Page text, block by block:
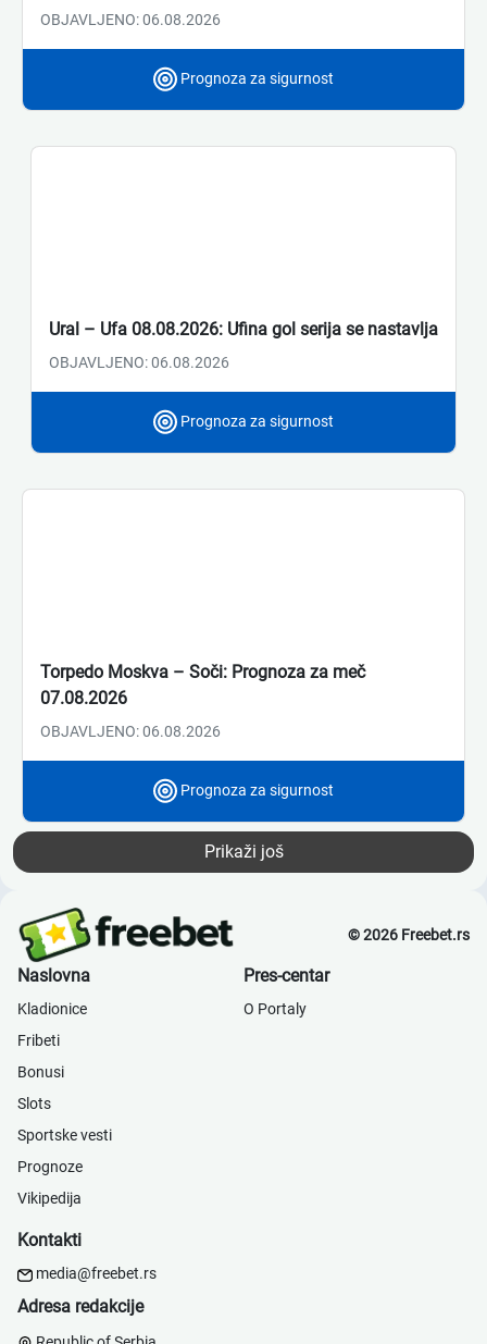
OBJAVLJENO: 06.08.2026
Prognoza za sigurnost
Ural – Ufa 08.08.2026: Ufina gol serija se nastavlja
OBJAVLJENO: 06.08.2026
Prognoza za sigurnost
Torpedo Moskva – Soči: Prognoza za meč
07.08.2026
OBJAVLJENO: 06.08.2026
Prognoza za sigurnost
Prikaži još
© 2026 Freebet.rs
Naslovna
Kladionice
Fribeti
Bonusi
Slots
Sportske vesti
Prognoze
Vikipedija
Pres-centar
О Portaly
Kontakti
media@freebet.rs
Adresa redakcije